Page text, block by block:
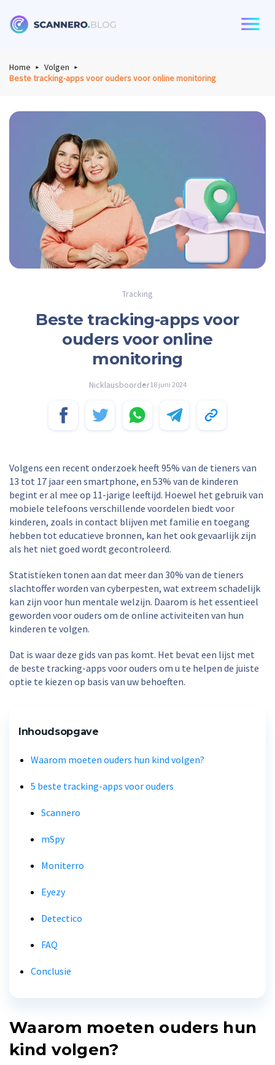
Home
Volgen
Beste tracking-apps voor ouders voor online monitoring
Tracking
Beste tracking-apps voor
ouders voor online
monitoring
Nicklausboorder18 juni 2024
Volgens een recent onderzoek heeft 95% van de tieners van
13 tot 17 jaar een smartphone, en 53% van de kinderen
begint er al mee op 11-jarige leeftijd. Hoewel het gebruik van
mobiele telefoons verschillende voordelen biedt voor
kinderen, zoals in contact blijven met familie en toegang
hebben tot educatieve bronnen, kan het ook gevaarlijk zijn
als het niet goed wordt gecontroleerd.
Statistieken tonen aan dat meer dan 30% van de tieners
slachtoffer worden van cyberpesten, wat extreem schadelijk
kan zijn voor hun mentale welzijn. Daarom is het essentieel
geworden voor ouders om de online activiteiten van hun
kinderen te volgen.
Dat is waar deze gids van pas komt. Het bevat een lijst met
de beste tracking-apps voor ouders om u te helpen de juiste
optie te kiezen op basis van uw behoeften.
Inhoudsopgave
Waarom moeten ouders hun kind volgen?
5 beste tracking-apps voor ouders
Scannero
mSpy
Moniterro
Eyezy
Detectico
FAQ
Conclusie
Waarom moeten ouders hun
kind volgen?